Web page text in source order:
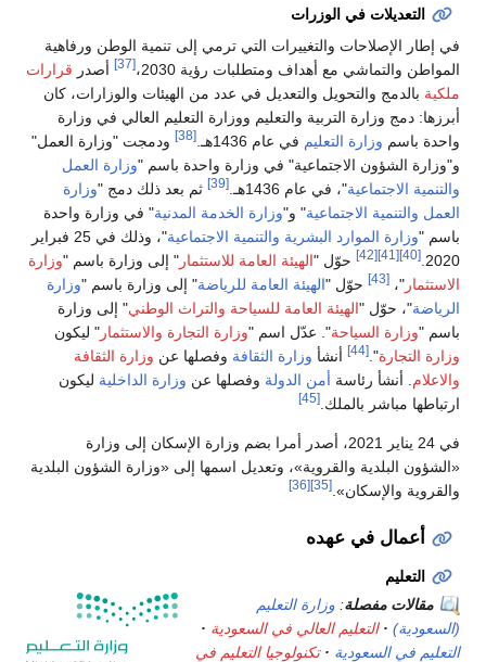
التعديلات في الوزرات
في إطار الإصلاحات والتغييرات التي ترمي إلى تنمية الوطن ورفاهية
المواطن والتماشي مع أهداف ومتطلبات رؤية 2030،
[37] أصدر قرارات
ملكية بالدمج والتحويل والتعديل في عدد من الهيئات والوزارات، كان
أبرزها: دمج وزارة التربية والتعليم ووزارة التعليم العالي في وزارة
واحدة باسم وزارة التعليم في عام 1436هـ. [38]
ودمجت "وزارة العمل"
و"وزارة الشؤون الاجتماعية" في وزارة واحدة باسم "وزارة العمل
والتنمية الاجتماعية"، في عام 1436هـ. [39] ثم بعد ذلك دمج "وزارة
العمل والتنمية الاجتماعية" و"وزارة الخدمة المدنية" في وزارة واحدة
باسم "وزارة الموارد البشرية والتنمية الاجتماعية
"، وذلك في 25 فبراير
2020.
[40]
[41]
[42] حوّل "الهيئة العامة للاستثمار " إلى وزارة باسم "وزارة
الاستثمار "، [43] حوّل "الهيئة العامة للرياضة" إلى وزارة باسم "وزارة
الرياضة"، حوّل "الهيئة العامة للسياحة والتراث الوطني" إلى وزارة
باسم "وزارة السياحة". عدّل اسم "وزارة التجارة والاستثمار " ليكون
وزارة التجارة".
[44] أنشأ وزارة الثقافة وفصلها عن وزارة الثقافة
والاعلام. أنشأ رئاسة أمن الدولة وفصلها عن وزارة الداخلية ليكون
ارتباطها مباشر بالملك.[45]
في 24 يناير 2021، أصدر أمرا بضم وزارة الإسكان إلى وزارة
«الشؤون البلدية والقروية»، وتعديل اسمها إلى «وزارة الشؤون البلدية
والقروية والإسكان».[35]
[36]
أعمال في عهده
التعليم
مقالات مفصلة: وزارة التعليم
(السعودية)
التعليم العالي في السعودية
التعليم في السعودية
تكنولوجيا التعليم في